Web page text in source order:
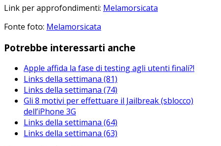
Link per approfondimenti: Melamorsicata
Fonte foto: Melamorsicata
Potrebbe interessarti anche
Apple affida la fase di testing agli utenti finali?!
Links della settimana (81)
Links della settimana (74)
Gli 8 motivi per effettuare il Jailbreak (sblocco)
dell’iPhone 3G
Links della settimana (64)
Links della settimana (63)